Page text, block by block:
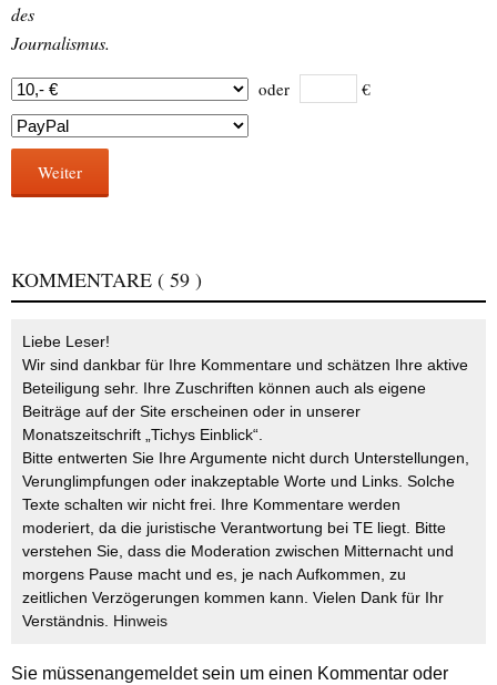
des
Journalismus.
oder €
Weiter
KOMMENTARE ( 59 )
Liebe Leser!
Wir sind dankbar für Ihre Kommentare und schätzen Ihre aktive
Beteiligung sehr. Ihre Zuschriften können auch als eigene
Beiträge auf der Site erscheinen oder in unserer
Monatszeitschrift „Tichys Einblick“.
Bitte entwerten Sie Ihre Argumente nicht durch Unterstellungen,
Verunglimpfungen oder inakzeptable Worte und Links. Solche
Texte schalten wir nicht frei. Ihre Kommentare werden
moderiert, da die juristische Verantwortung bei TE liegt. Bitte
verstehen Sie, dass die Moderation zwischen Mitternacht und
morgens Pause macht und es, je nach Aufkommen, zu
zeitlichen Verzögerungen kommen kann. Vielen Dank für Ihr
Verständnis. Hinweis
Sie müssenangemeldetsein um einen Kommentar oder